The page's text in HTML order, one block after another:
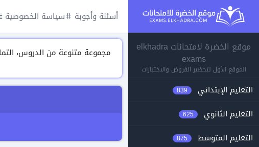
أسئلة وأجوبة سياسة الخصوصية
موقع الخضرة لامتحانات elkhadra
exams
الموقع الأول لتحضير الفروض والاختبارات
التعليم الإبتدائي 839
التعليم الثانوي 625
التعليم المتوسط 875